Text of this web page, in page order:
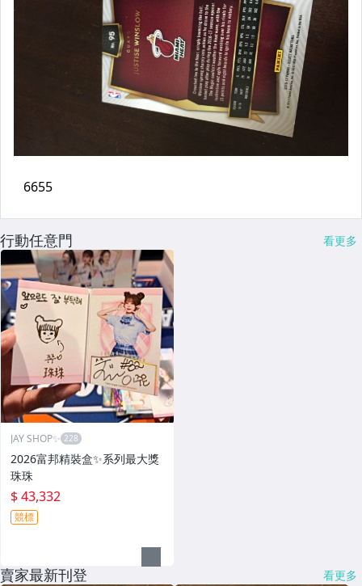
行動任意門 看更多
JAY SHOP✨
2026富邦精裝盒✨系列最大獎
珠珠
$ 43,332
競標
賣家最新刊登 看更多